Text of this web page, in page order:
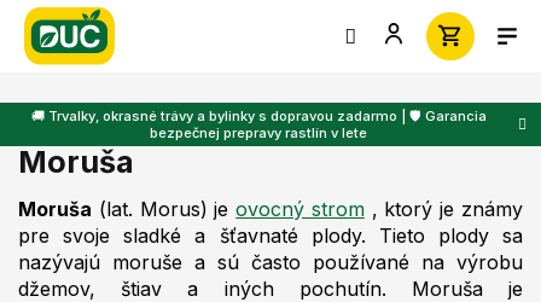
Prejsť
obsah
🚚 Trvalky, okrasné trávy a bylinky s dopravou zadarmo | 🛡️ Garancia
bezpečnej prepravy rastlín v lete
Moruša
Moruša (lat. Morus) jeovocný strom, ktorý je známy
pre svoje sladké a šťavnaté plody. Tieto plody sa
nazývajú moruše a sú často používané na výrobu
džemov, štiav a iných pochutín. Moruša je